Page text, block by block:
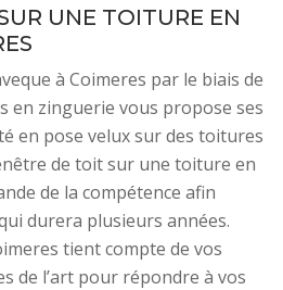
UNE TOITURE EN
à Coimeres par le biais de
en zinguerie vous propose ses
en pose velux sur des toitures
de toit sur une toiture en
de la compétence afin
durera plusieurs années.
tient compte de vos
de l’art pour répondre à vos